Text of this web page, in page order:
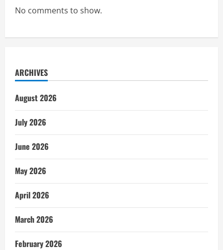
No comments to show.
ARCHIVES
August 2026
July 2026
June 2026
May 2026
April 2026
March 2026
February 2026